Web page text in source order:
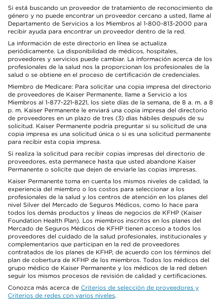
Si está buscando un proveedor de tratamiento de reconocimiento de
género y no puede encontrar un proveedor cercano a usted, llame al
Departamento de Servicios a los Miembros al 1-800-813-2000 para
recibir ayuda para encontrar un proveedor dentro de la red.
La información de este directorio en línea se actualiza
periódicamente. La disponibilidad de médicos, hospitales,
proveedores y servicios puede cambiar. La información acerca de los
profesionales de la salud nos la proporcionan los profesionales de la
salud o se obtiene en el proceso de certificación de credenciales.
Miembro de Medicare: Para solicitar una copia impresa del directorio
de proveedores de Kaiser Permanente, llame a Servicio a los
Miembros al 1-877-221-8221, los siete días de la semana, de 8 a. m. a 8
p. m. Kaiser Permanente le enviará una copia impresa del directorio
de proveedores en un plazo de tres (3) días hábiles después de su
solicitud. Kaiser Permanente podría preguntar si su solicitud de una
copia impresa es una solicitud única o si es una solicitud permanente
para recibir esta copia impresa.
Si realiza la solicitud para recibir copias impresas del directorio de
proveedores, esta permanece hasta que usted abandone Kaiser
Permanente o solicite que dejen de enviarle las copias impresas.
Kaiser Permanente toma en cuenta los mismos niveles de calidad, la
experiencia del miembro o los costos para seleccionar a los
profesionales de la salud y los centros de atención en los planes del
nivel Silver del Mercado de Seguros Médicos, como lo hace para
todos los demás productos y líneas de negocios de KFHP (Kaiser
Foundation Health Plan). Los miembros inscritos en los planes del
Mercado de Seguros Médicos de KFHP tienen acceso a todos los
proveedores del cuidado de la salud profesionales, institucionales y
complementarios que participan en la red de proveedores
contratados de los planes de KFHP, de acuerdo con los términos del
plan de cobertura de KFHP de los miembros. Todos los médicos del
grupo médico de Kaiser Permanente y los médicos de la red deben
seguir los mismos procesos de revisión de calidad y certificaciones.
Conozca más acerca de Criterios de selección de proveedores y
Criterios de redes con varios niveles.